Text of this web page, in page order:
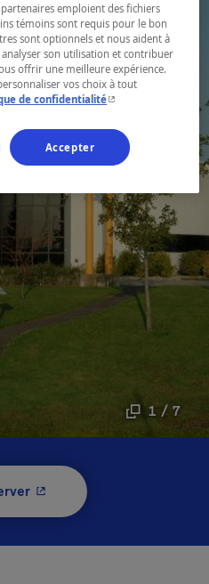
1 / 7
- Cet hyperlien s'ouvrira
emploient des fichiers
témoins sont requis pour le bon
sont optionnels et nous aident à
son utilisation et contribuer
offrir une meilleure expérience.
vos choix à tout
de confidentialité- Cet hyperlien
Accepter